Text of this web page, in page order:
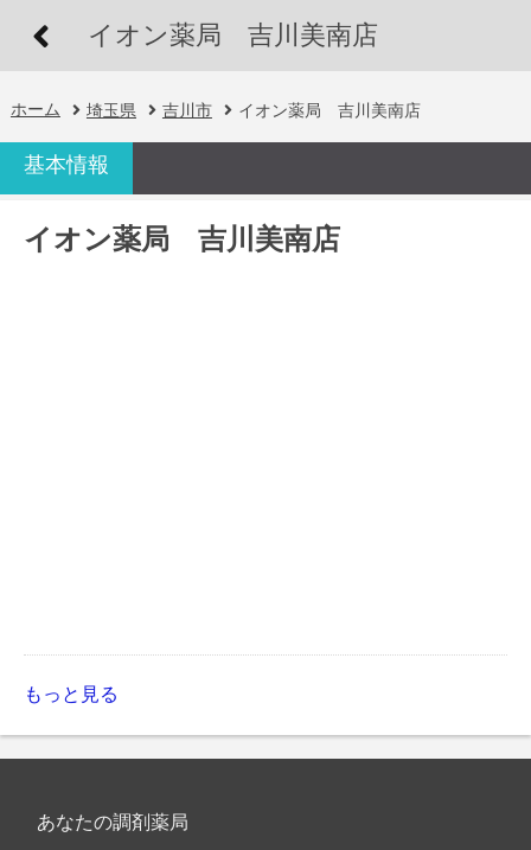
イオン薬局 吉川美南店
ホーム 埼玉県 吉川市 イオン薬局 吉川美南店
基本情報
イオン薬局 吉川美南店
もっと見る
あなたの調剤薬局